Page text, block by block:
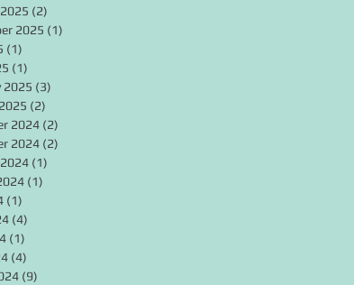
(2)
2025 (1)
(1)
(1)
2025 (3)
(2)
2024 (2)
2024 (2)
(1)
(1)
(1)
(4)
(1)
(4)
(9)